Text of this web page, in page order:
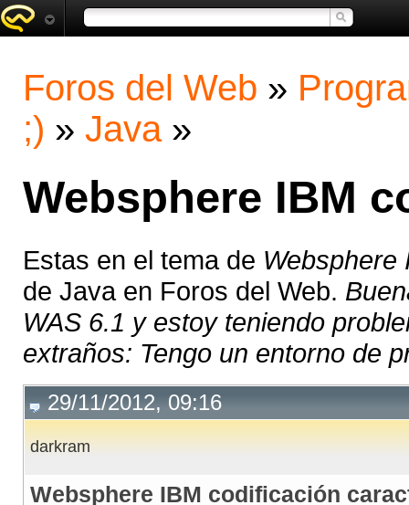
Foros del Web »
;) » Java »
Websphere IBM
Estas en el tema de Websphere
de Java en Foros del Web.
WAS 6.1 y estoy teniendo
extraños: Tengo un entorno de
29/11/2012, 09:16
darkram
Websphere IBM codificación